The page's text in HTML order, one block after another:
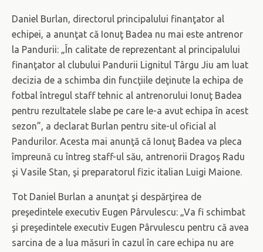
Daniel Burlan, directorul principalului finanţator al
echipei, a anunţat că Ionuţ Badea nu mai este antrenor
la Pandurii: „În calitate de reprezentant al principalului
finanţator al clubului Pandurii Lignitul Târgu Jiu am luat
decizia de a schimba din funcţiile deţinute la echipa de
fotbal întregul staff tehnic al antrenorului Ionuţ Badea
pentru rezultatele slabe pe care le-a avut echipa în acest
sezon”, a declarat Burlan pentru site-ul oficial al
Pandurilor. Acesta mai anunţă că Ionuţ Badea va pleca
împreună cu întreg staff-ul său, antrenorii Dragoş Radu
şi Vasile Stan, şi preparatorul fizic italian Luigi Maione.
Tot Daniel Burlan a anunţat şi despărţirea de
preşedintele executiv Eugen Pârvulescu: „Va fi schimbat
şi preşedintele executiv Eugen Pârvulescu pentru că avea
sarcina de a lua măsuri în cazul în care echipa nu are